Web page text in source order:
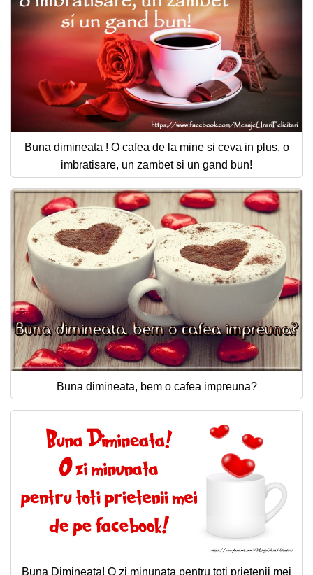
Buna dimineata ! O cafea de la mine si ceva in plus, o
imbratisare, un zambet si un gand bun!
Buna dimineata, bem o cafea impreuna?
Buna Dimineata! O zi minunata pentru toti prietenii mei